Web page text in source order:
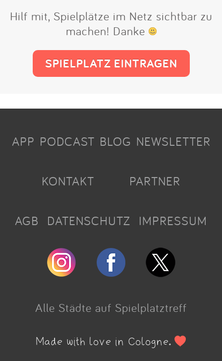
Hilf mit, Spielplätze im Netz sichtbar zu
machen! Danke
SPIELPLATZ EINTRAGEN
APP PODCAST BLOG NEWSLETTER
KONTAKT PARTNER
AGB DATENSCHUTZ IMPRESSUM
Alle Städte auf Spielplatztreff
Made with love in Cologne.